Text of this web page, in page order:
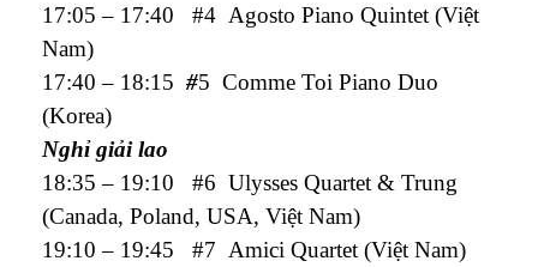
17:05 – 17:40 #4 Agosto Piano Quintet (Việt
Nam)
17:40 – 18:15 #5 Comme Toi Piano Duo
(Korea)
Nghỉ giải lao
18:35 – 19:10 #6 Ulysses Quartet & Trung
(Canada, Poland, USA, Việt Nam)
19:10 – 19:45 #7 Amici Quartet (Việt Nam)